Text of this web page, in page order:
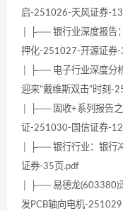
启-251026-天风证券-
│ ├── 银行业深度报告
押化-251027-开源证券-
│ ├── 电子行业深度分
迎来“戴维斯双击”时刻-
│ ├── 固收+系列报告
证-251030-国信证券-
│ ├── 银行行业：银行
证券-35页.pdf
│ ├── 易德龙(603380)
发PCB轴向电机-